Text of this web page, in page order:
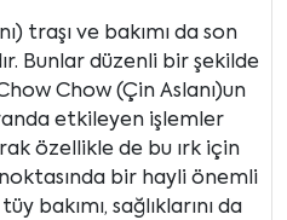
traşı ve bakımı da son
Bunlar düzenli bir şekilde
Chow (Çin Aslanı)un
etkileyen işlemler
özellikle de bu ırk için
bir hayli önemli
bakımı, sağlıklarını da